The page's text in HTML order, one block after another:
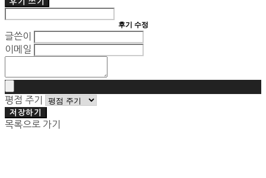
후기 쓰기
후기 수정
글쓴이
이메일
평점 주기
저장하기
목록으로 가기